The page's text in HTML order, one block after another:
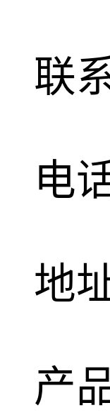
联
电
地
产